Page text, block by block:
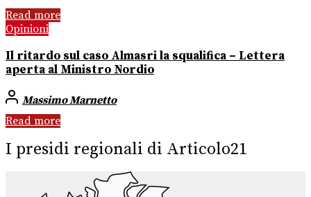
Read more
Opinioni
Il ritardo sul caso Almasri la squalifica – Lettera
aperta al Ministro Nordio
Massimo Marnetto
Read more
I presidi regionali di Articolo21